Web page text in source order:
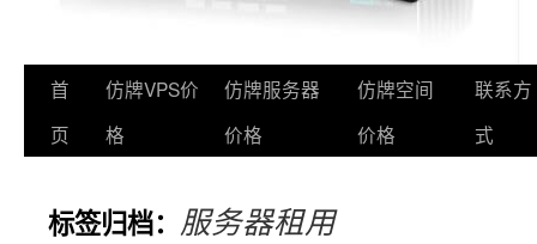
跳
至
文
首
页
仿牌VPS价
格
仿牌服务器
价格
仿牌空间
价格
联系方
式
标签归档： 服务器租用